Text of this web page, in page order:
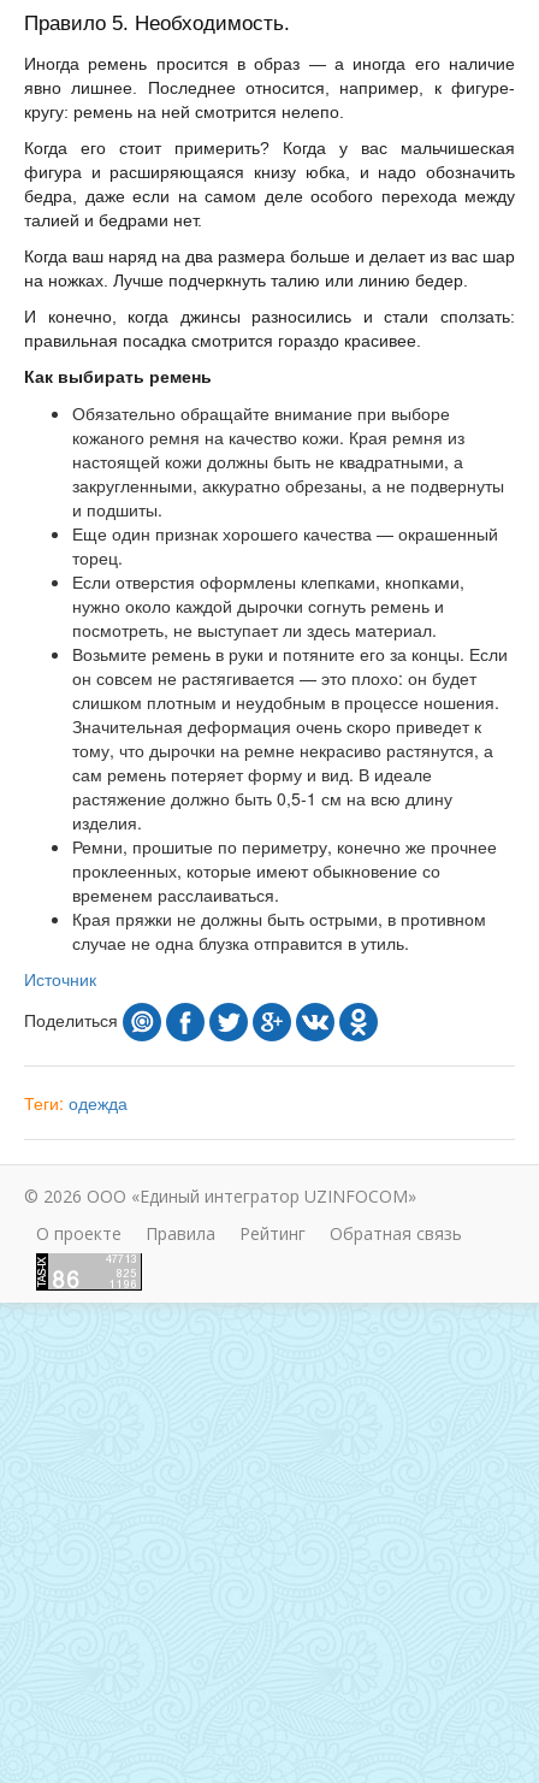
Правило 5. Необходимость.
Иногда ремень просится в образ — а иногда его наличие
явно лишнее. Последнее относится, например, к фигуре-
кругу: ремень на ней смотрится нелепо.
Когда его стоит примерить? Когда у вас мальчишеская
фигура и расширяющаяся книзу юбка, и надо обозначить
бедра, даже если на самом деле особого перехода между
талией и бедрами нет.
Когда ваш наряд на два размера больше и делает из вас шар
на ножках. Лучше подчеркнуть талию или линию бедер.
И конечно, когда джинсы разносились и стали сползать:
правильная посадка смотрится гораздо красивее.
Как выбирать ремень
Обязательно обращайте внимание при выборе
кожаного ремня на качество кожи. Края ремня из
настоящей кожи должны быть не квадратными, а
закругленными, аккуратно обрезаны, а не подвернуты
и подшиты.
Еще один признак хорошего качества — окрашенный
торец.
Если отверстия оформлены клепками, кнопками,
нужно около каждой дырочки согнуть ремень и
посмотреть, не выступает ли здесь материал.
Возьмите ремень в руки и потяните его за концы. Если
он совсем не растягивается — это плохо: он будет
слишком плотным и неудобным в процессе ношения.
Значительная деформация очень скоро приведет к
тому, что дырочки на ремне некрасиво растянутся, а
сам ремень потеряет форму и вид. В идеале
растяжение должно быть 0,5-1 см на всю длину
изделия.
Ремни, прошитые по периметру, конечно же прочнее
проклеенных, которые имеют обыкновение со
временем расслаиваться.
Края пряжки не должны быть острыми, в противном
случае не одна блузка отправится в утиль.
Источник
Поделиться
Теги: одежда
© 2026 ООО «Единый интегратор UZINFOCOM»
О проекте
Правила Рейтинг Обратная связь